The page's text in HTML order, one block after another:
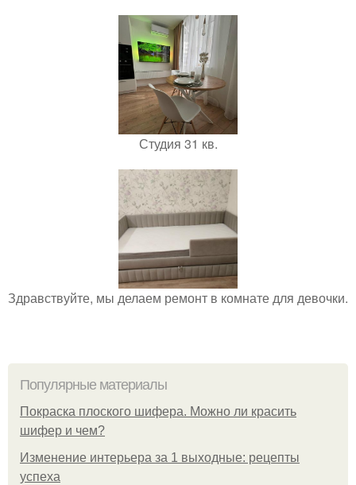
Студия 31 кв.
Здравствуйте, мы делаем ремонт в комнате для девочки.
Популярные материалы
Покраска плоского шифера. Можно ли красить
шифер и чем?
Изменение интерьера за 1 выходные: рецепты
успеха